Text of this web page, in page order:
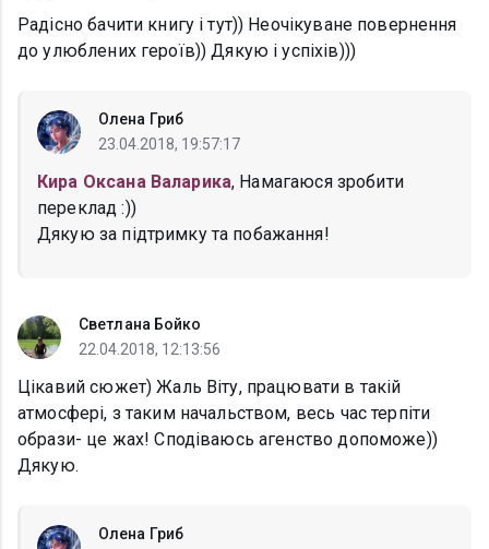
Радісно бачити книгу і тут)) Неочікуване повернення
до улюблених героїв)) Дякую і успіхів)))
Олена Гриб
23.04.2018, 19:57:17
Кира Оксана Валарика, Намагаюся зробити
переклад :))
Дякую за підтримку та побажання!
Светлана Бойко
22.04.2018, 12:13:56
Цікавий сюжет) Жаль Віту, працювати в такій
атмосфері, з таким начальством, весь час терпіти
образи- це жах! Сподіваюсь агенство допоможе))
Дякую.
Олена Гриб